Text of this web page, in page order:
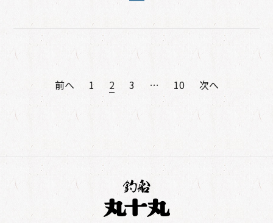
ー
シ
前へ 1 2 3 … 10 次へ